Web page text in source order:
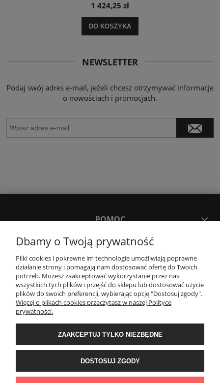
1 424,25 zł
DO KOSZYKA
NEWSLETTER
Podaj swój adres e-mail, jeżeli chcesz otrzymywać informacje
o nowościach i promocjach.
POMOC
MOJE KONTO
PŁATNOŚCI I DOSTAWA
KONTAKT
Wyposażenie łazienek Łazienki.eco | Pawła 23, 41-708 Ruda Śląska | E-mail:
sklep@lazienki.eco | Tel.: 600 012 164 lub 600 012 159 | TGS Przemysław
Stoń | NIP: 6312213594 | REGON: 276403698
Dbamy o Twoją prywatność
Pliki cookies i pokrewne im technologie umożliwiają poprawne
działanie strony i pomagają nam dostosować ofertę do Twoich
potrzeb. Możesz zaakceptować wykorzystanie przez nas
wszystkich tych plików i przejść do sklepu lub dostosować użycie
plików do swoich preferencji, wybierając opcję "Dostosuj zgody".
Więcej o plikach cookies przeczytasz w naszej Polityce
prywatności.
ZAAKCEPTUJ TYLKO NIEZBĘDNE
DOSTOSUJ ZGODY